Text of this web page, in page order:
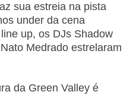
sua estreia na pista
under da cena
up, os DJs Shadow
Medrado estrelaram
da Green Valley é